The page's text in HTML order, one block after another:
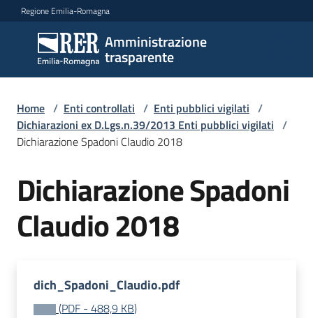
Vai al contenuto
Vai alla navigazione
Vai al footer
Regione Emilia-Romagna
Amministrazione
trasparente
Amministrazione
trasparente
Sottosezioni
Accesso
Home / Enti controllati / Enti pubblici vigilati /
Dichiarazioni ex D.Lgs.n.39/2013 Enti pubblici vigilati /
Dichiarazione Spadoni Claudio 2018
Dichiarazione Spadoni
Claudio 2018
dich_Spadoni_Claudio.pdf
(PDF - 488,9 KB)